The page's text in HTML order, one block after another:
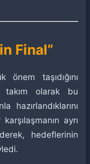
Final”
taşıdığını
takım olarak bu
hazırlandıklarını
ayrı
hedeflerinin